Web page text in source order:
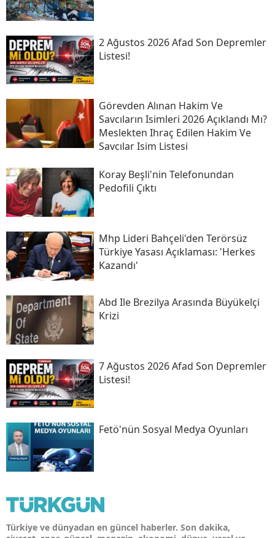
2 Ağustos 2026 Afad Son Depremler
Listesi!
Görevden Alınan Hakim Ve
Savcıların Isimleri 2026 Açıklandı Mı?
Meslekten Ihraç Edilen Hakim Ve
Savcılar Isim Listesi
Koray Beşli'nin Telefonundan
Pedofili Çıktı
Mhp Lideri Bahçeli'den Terörsüz
Türkiye Yasası Açıklaması: 'herkes
Kazandı'
Abd Ile Brezilya Arasında Büyükelçi
Krizi
7 Ağustos 2026 Afad Son Depremler
Listesi!
Fetö'nün Sosyal Medya Oyunları
Türkiye ve dünyadan en güncel haberler. Son dakika,